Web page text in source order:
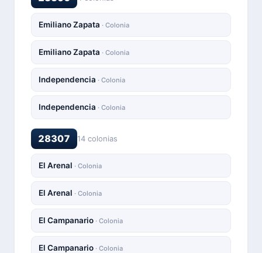
Emiliano Zapata · Colonia
Emiliano Zapata · Colonia
Independencia · Colonia
Independencia · Colonia
28307 14 colonias
El Arenal · Colonia
El Arenal · Colonia
El Campanario · Colonia
El Campanario · Colonia